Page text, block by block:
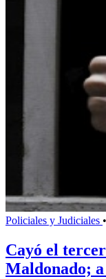
Policiales y Judiciales •
Cayó el
Maldonado;